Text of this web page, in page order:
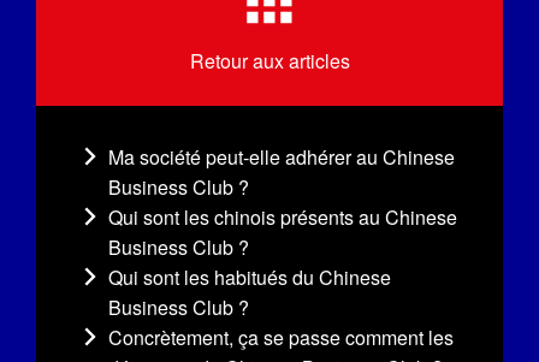
Retour aux articles
Ma société peut-elle adhérer au Chinese
Business Club ?
Qui sont les chinois présents au Chinese
Business Club ?
Qui sont les habitués du Chinese
Business Club ?
Concrètement, ça se passe comment les